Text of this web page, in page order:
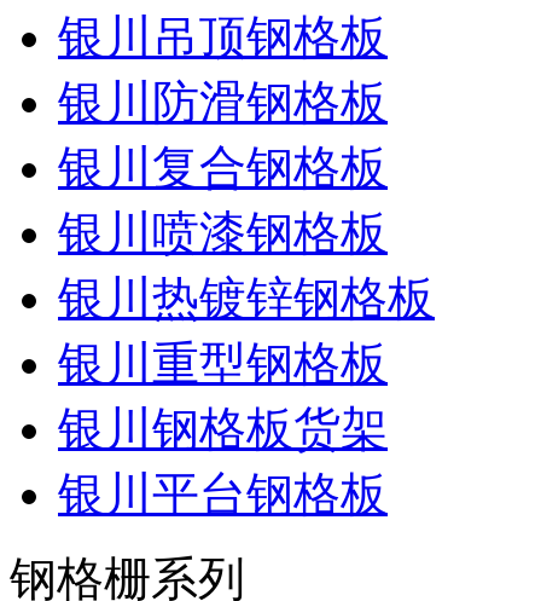
银川吊顶钢格板
银川防滑钢格板
银川复合钢格板
银川喷漆钢格板
银川热镀锌钢格板
银川重型钢格板
银川钢格板货架
银川平台钢格板
钢格栅系列